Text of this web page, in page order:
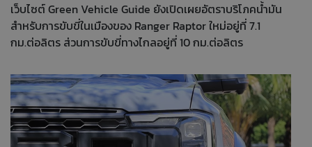
เว็บไซต์ Green Vehicle Guide ยังเปิดเผยอัตราบริโภคน้ำมัน
สำหรับการขับขี่ในเมืองของ Ranger Raptor ใหม่อยู่ที่ 7.1
กม.ต่อลิตร ส่วนการขับขี่ทางไกลอยู่ที่ 10 กม.ต่อลิตร